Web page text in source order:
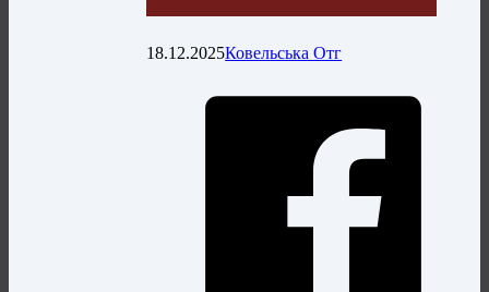
18.12.2025Ковельська Отг